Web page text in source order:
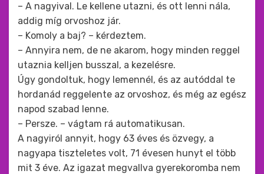
– A nagyival. Le kellene utazni, és ott lenni nála,
addig míg orvoshoz jár.
– Komoly a baj? – kérdeztem.
– Annyira nem, de ne akarom, hogy minden reggel
utaznia kelljen busszal, a kezelésre.
Úgy gondoltuk, hogy lemennél, és az autóddal te
hordanád reggelente az orvoshoz, és még az egész
napod szabad lenne.
– Persze. – vágtam rá automatikusan.
A nagyiról annyit, hogy 63 éves és özvegy, a
nagyapa tiszteletes volt, 71 évesen hunyt el több
mit 3 éve. Az igazat megvallva gyerekoromba nem